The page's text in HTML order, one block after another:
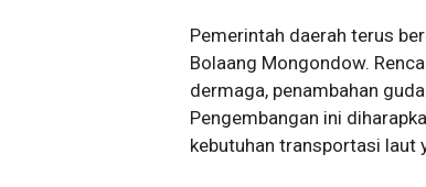
Pemerintah daerah terus
Bolaang Mongondow.
dermaga, penambahan
Pengembangan ini
kebutuhan transportasi laut